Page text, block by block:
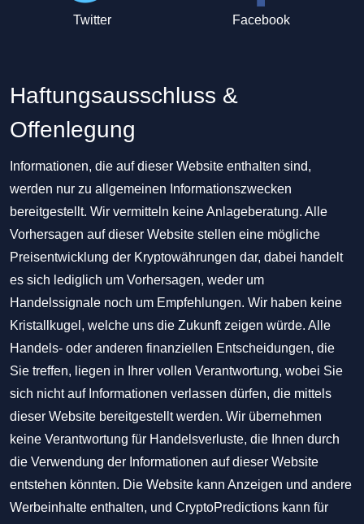
Twitter Facebook
Haftungsausschluss &
Offenlegung
Informationen, die auf dieser Website enthalten sind,
werden nur zu allgemeinen Informationszwecken
bereitgestellt. Wir vermitteln keine Anlageberatung. Alle
Vorhersagen auf dieser Website stellen eine mögliche
Preisentwicklung der Kryptowährungen dar, dabei handelt
es sich lediglich um Vorhersagen, weder um
Handelssignale noch um Empfehlungen. Wir haben keine
Kristallkugel, welche uns die Zukunft zeigen würde. Alle
Handels- oder anderen finanziellen Entscheidungen, die
Sie treffen, liegen in Ihrer vollen Verantwortung, wobei Sie
sich nicht auf Informationen verlassen dürfen, die mittels
dieser Website bereitgestellt werden. Wir übernehmen
keine Verantwortung für Handelsverluste, die Ihnen durch
die Verwendung der Informationen auf dieser Website
entstehen könnten. Die Website kann Anzeigen und andere
Werbeinhalte enthalten, und CryptoPredictions kann für